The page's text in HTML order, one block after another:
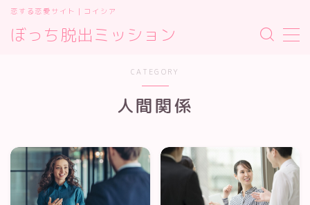
ぼっち脱出ミッション
恋する恋愛サイト｜コイシア
デモプリセット記事 #2
プライバシーポリシー
利用規約／特定商取引法に基づく表記
有料記事の決済完了ページ
運営者情報
運営者情報
CATEGORY
人間関係